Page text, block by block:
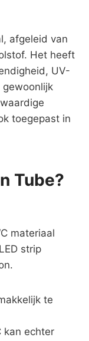
afgeleid van
Het heeft
UV-
toegepast in
Tube?
materiaal
strip
te
kan echter